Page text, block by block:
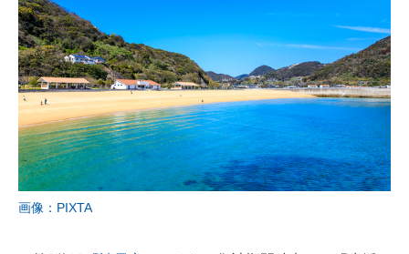
画像：PIXTA